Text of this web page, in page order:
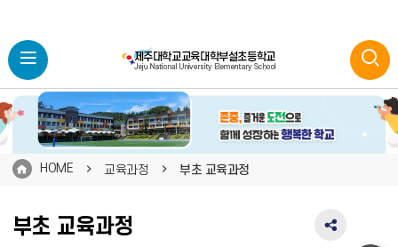
HOME 교육과정 부초 교육과정
부초 교육과정
SNS